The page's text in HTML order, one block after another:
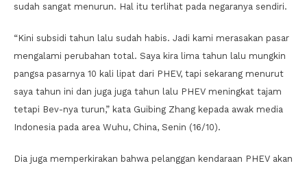
sudah sangat menurun. Hal itu terlihat pada negaranya sendiri.
“Kini subsidi tahun lalu sudah habis. Jadi kami merasakan pasar
mengalami perubahan total. Saya kira lima tahun lalu mungkin
pangsa pasarnya 10 kali lipat dari PHEV, tapi sekarang menurut
saya tahun ini dan juga juga tahun lalu PHEV meningkat tajam
tetapi Bev-nya turun,” kata Guibing Zhang kepada awak media
Indonesia pada area Wuhu, China, Senin (16/10).
Dia juga memperkirakan bahwa pelanggan kendaraan PHEV akan